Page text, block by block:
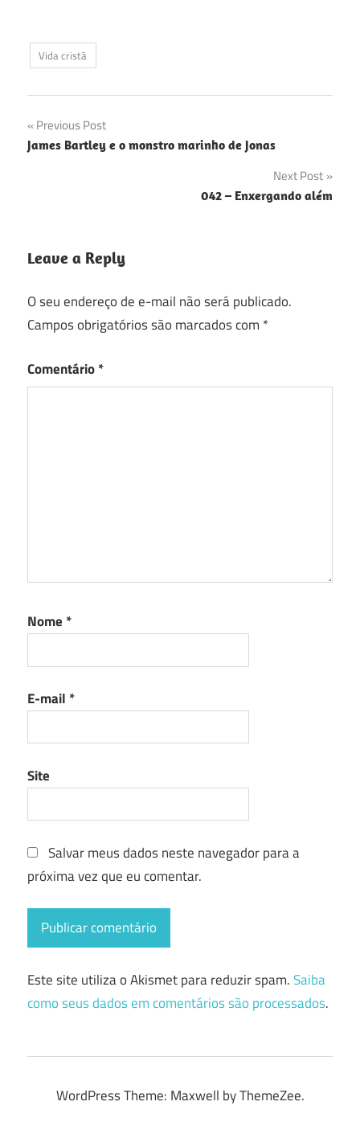
Vida cristã
Navegação
de
Previous Post
James Bartley e o monstro marinho de Jonas
Next Post
042 – Enxergando além
Leave a Reply
O seu endereço de e-mail não será publicado.
Campos obrigatórios são marcados com *
Comentário*
Nome *
E-mail *
Site
Salvar meus dados neste navegador para a
próxima vez que eu comentar.
Este site utiliza o Akismet para reduzir spam.Saiba
como seus dados em comentários são processados.
WordPress Theme: Maxwell by ThemeZee.